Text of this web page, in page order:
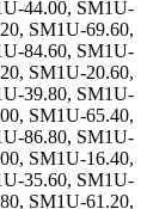
44.00, SM1U-
, SM1U-69.60,
84.60, SM1U-
, SM1U-20.60,
39.80, SM1U-
, SM1U-65.40,
86.80, SM1U-
, SM1U-16.40,
35.60, SM1U-
, SM1U-61.20,